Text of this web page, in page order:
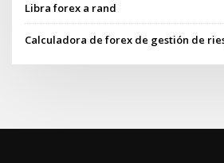
Libra forex a rand
Calculadora de forex de gestión de